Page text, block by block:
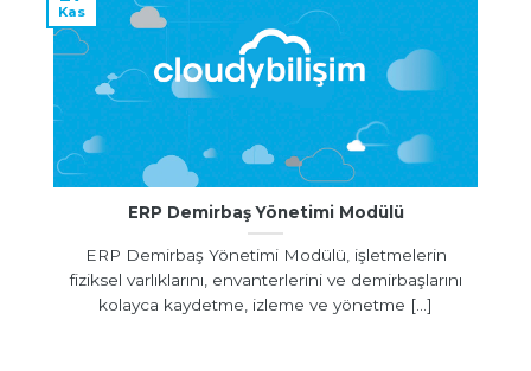
ERP Demirbaş Yönetimi Modülü
ERP Demirbaş Yönetimi Modülü, işletmelerin
fiziksel varlıklarını, envanterlerini ve demirbaşlarını
kolayca kaydetme, izleme ve yönetme [...]
Kas